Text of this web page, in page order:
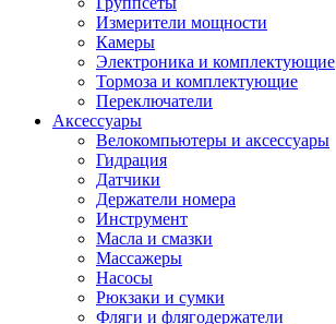
Измерители мощности
Камеры
Электроника и комплектующие
Тормоза и комплектующие
Переключатели
Аксессуары
Велокомпьютеры и аксессуары
Гидрация
Датчики
Держатели номера
Инструмент
Масла и смазки
Массажеры
Насосы
Рюкзаки и сумки
Фляги и флягодержатели